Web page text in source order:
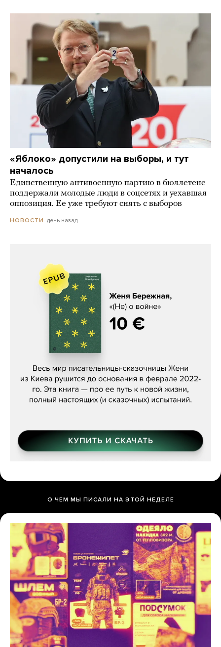
«Яблоко» допустили на выборы, и тут
началось
Единственную антивоенную партию в бюллетене
поддержали молодые люди в соцсетях и уехавшая
оппозиция. Ее уже требуют снять с выборов
НОВОСТИ день назад
Женя Бережная, «(Не) о войне»
О ЧЕМ МЫ ПИСАЛИ НА ЭТОЙ НЕДЕЛЕ